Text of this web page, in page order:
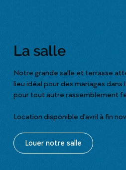
La salle
Notre grande salle et terrasse
lieu idéal pour des mariages
pour tout autre rassemblement
Location disponible d'avril à fin
Louer notre salle